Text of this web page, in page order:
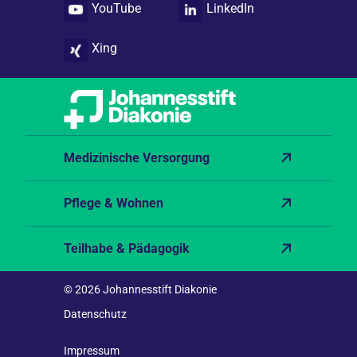
YouTube LinkedIn
Xing
Medizinische Versorgung
Pflege & Wohnen
Teilhabe & Pädagogik
© 2026 Johannesstift Diakonie
Datenschutz
Impressum